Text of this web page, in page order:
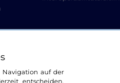
Navigation auf der
entscheiden,